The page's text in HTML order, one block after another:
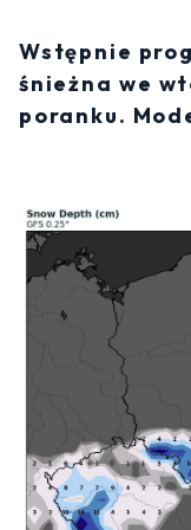
Wstępnie
śnieżna we
poranku.